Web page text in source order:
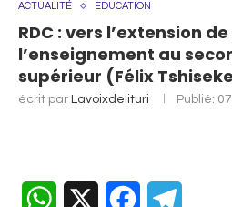
ACTUALITÉ EDUCATION
RDC : vers l’extension
l’enseignement au
supérieur (Félix
écrit par Lavoixdelituri Publié:
WhatsApp Facebook